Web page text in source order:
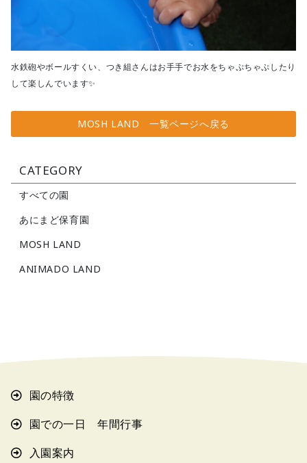
水鉄砲やボールすくい、つき組さんはお手手でお水をちゃぷちゃぷしたり
して楽しんでいます✨
MOSH LAND 一覧ページへ戻る
CATEGORY
すべての園
あにまど保育園
MOSH LAND
ANIMADO LAND
園の特徴
園での一日 年間行事
入園案内